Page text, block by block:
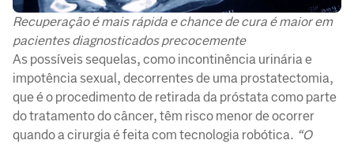
Recuperação é mais rápida e chance de cura é maior em
pacientes diagnosticados precocemente
As possíveis sequelas, como incontinência urinária e
impotência sexual, decorrentes de uma prostatectomia,
que é o procedimento de retirada da próstata como parte
do tratamento do câncer, têm risco menor de ocorrer
quando a cirurgia é feita com tecnologia robótica. “O